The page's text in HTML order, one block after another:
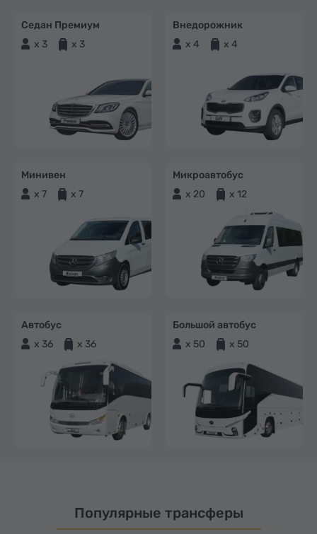
Седан Премиум
x 3
x 3
Внедорожник
x 4
x 4
Минивен
x 7
x 7
Микроавтобус
x 20
x 12
Автобус
x 36
x 36
Большой автобус
x 50
x 50
Популярные трансферы